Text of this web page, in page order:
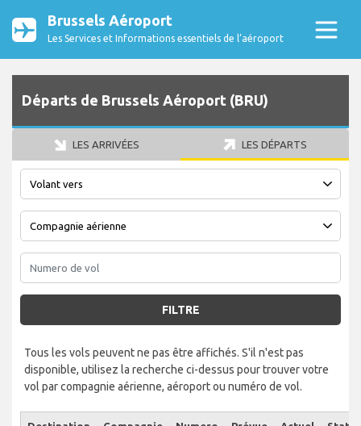
Brussels Aéroport
Les Services et Informations essentiels de l’aéroport
Départs de Brussels Aéroport (BRU)
LES ARRIVÉES LES DÉPARTS
FILTRE
Tous les vols peuvent ne pas être affichés. S'il n'est pas
disponible, utilisez la recherche ci-dessus pour trouver votre
vol par compagnie aérienne, aéroport ou numéro de vol.